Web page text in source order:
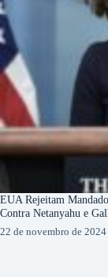
EUA Rejeitam
Contra Netanyahu e
22 de novembro de 2024